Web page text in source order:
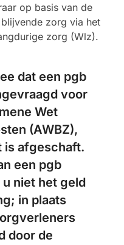
op basis van de
zorg via het
zorg (Wlz).
dat een pgb
voor
Wet
(AWBZ),
is afgeschaft.
een pgb
niet het geld
in plaats
door de